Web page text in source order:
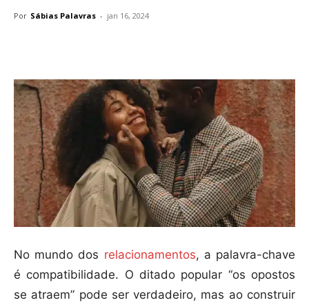
Por Sábias Palavras - jan 16, 2024
No mundo dos relacionamentos, a palavra-chave
é compatibilidade. O ditado popular “os opostos
se atraem” pode ser verdadeiro, mas ao construir